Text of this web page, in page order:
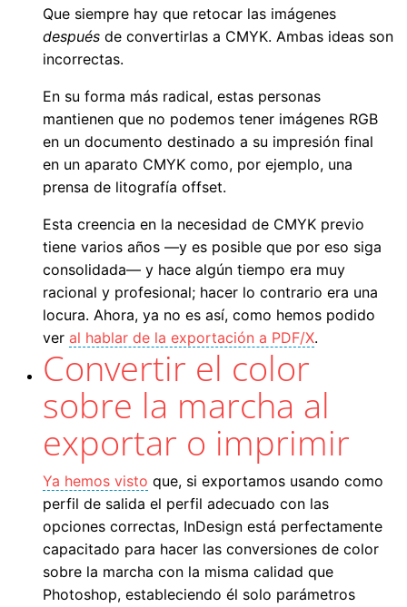
Que siempre hay que retocar las imágenes
después de convertirlas a CMYK. Ambas ideas son
incorrectas.
En su forma más radical, estas personas
mantienen que no podemos tener imágenes RGB
en un documento destinado a su impresión final
en un aparato CMYK como, por ejemplo, una
prensa de litografía offset.
Esta creencia en la necesidad de CMYK previo
tiene varios años —y es posible que por eso siga
consolidada— y hace algún tiempo era muy
racional y profesional; hacer lo contrario era una
locura. Ahora, ya no es así, como hemos podido
ver al hablar de la exportación a PDF/X.
Convertir el color
sobre la marcha al
exportar o imprimir
Ya hemos visto que, si exportamos usando como
perfil de salida el perfil adecuado con las
opciones correctas, InDesign está perfectamente
capacitado para hacer las conversiones de color
sobre la marcha con la misma calidad que
Photoshop, estableciendo él solo parámetros